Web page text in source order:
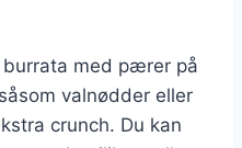
med pærer på
valnødder eller
crunch. Du kan